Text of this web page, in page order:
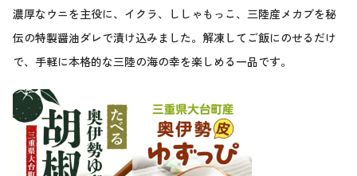
濃厚なウニを主役に、イクラ、ししゃもっこ、三陸産メカブを秘
伝の特製醤油ダレで漬け込みました。解凍してご飯にのせるだけ
で、手軽に本格的な三陸の海の幸を楽しめる一品です。